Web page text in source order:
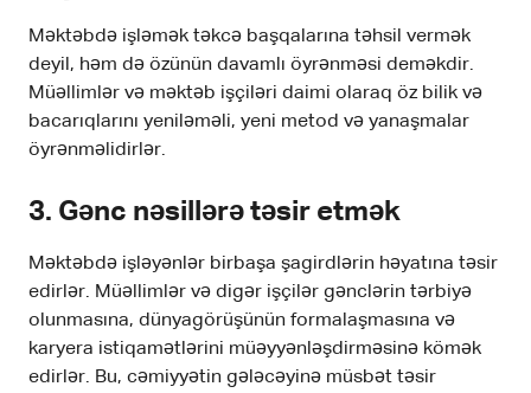
Məktəbdə işləmək təkcə başqalarına təhsil vermək
deyil, həm də özünün davamlı öyrənməsi deməkdir.
Müəllimlər və məktəb işçiləri daimi olaraq öz bilik və
bacarıqlarını yeniləməli, yeni metod və yanaşmalar
öyrənməlidirlər.
3. Gənc nəsillərə təsir etmək
Məktəbdə işləyənlər birbaşa şagirdlərin həyatına təsir
edirlər. Müəllimlər və digər işçilər gənclərin tərbiyə
olunmasına, dünyagörüşünün formalaşmasına və
karyera istiqamətlərini müəyyənləşdirməsinə kömək
edirlər. Bu, cəmiyyətin gələcəyinə müsbət təsir